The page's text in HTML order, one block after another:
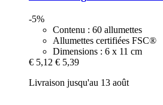
-5%
Contenu : 60 allumettes
Allumettes certifiées FSC®
Dimensions : 6 x 11 cm
€ 5,12 € 5,39
Livraison jusqu'au 13 août